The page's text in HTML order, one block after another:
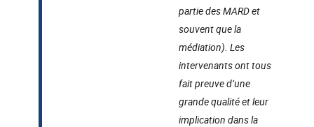
partie des MARD et
souvent que la
médiation). Les
intervenants ont tous
fait preuve d’une
grande qualité et leur
implication dans la